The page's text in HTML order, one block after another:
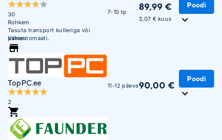
30
Rohkem
Tasuta transport kulleriga või
pakiautomaati.
Vähem
7-10 tp 89,99 €
3,07 € kuus
Poodi
TopPC.ee
2
11-12 päeva90,00 €
Poodi